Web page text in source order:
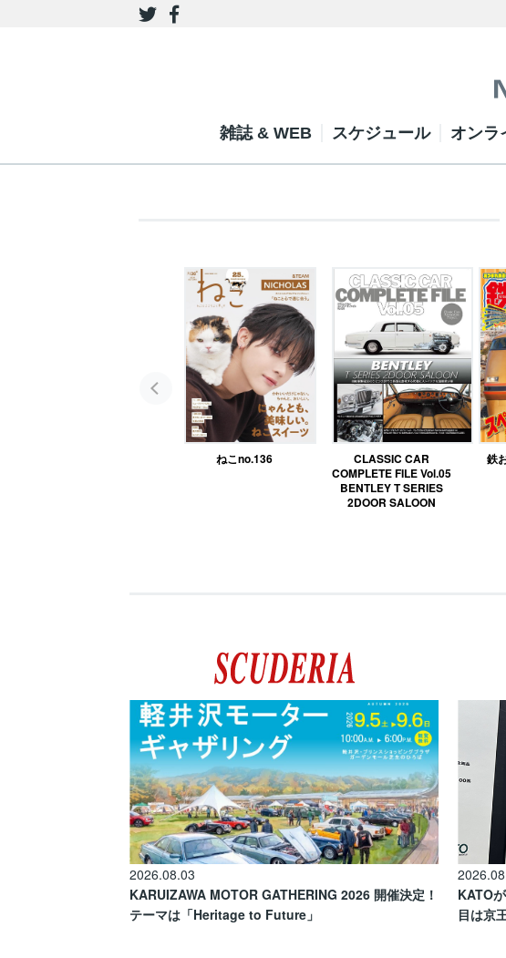
雑誌 & WEB スケジュール オンラ
ねこno.136
CLASSIC CAR
COMPLETE FILE Vol.05
BENTLEY T SERIES
2DOOR SALOON
鉄
2026.08.03
KARUIZAWA MOTOR GATHERING 2026 開催決定！
テーマは「Heritage to Future」
KATO
目は京